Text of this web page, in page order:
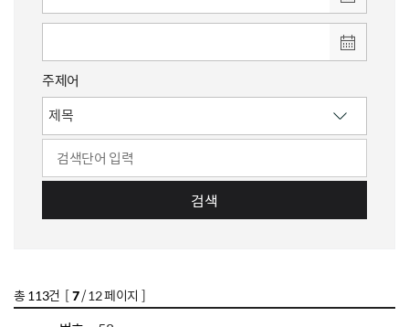
주제어
검색
총 113건 [7/ 12 페이지 ]